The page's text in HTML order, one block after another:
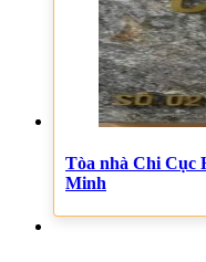
Tòa nhà Chi Cục
Minh